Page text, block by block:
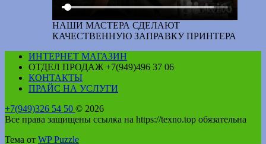
НАШИ МАСТЕРА СДЕЛАЮТ
КАЧЕСТВЕННУЮ ЗАПРАВКУ ПРИНТЕРА
ИНТЕРНЕТ МАГАЗИН
ОТДЕЛ ПРОДАЖ +7(949)496 37 06
КОНТАКТЫ
ПРАЙС НА УСЛУГИ
+7(949)326 54 50 © 2026
Все права защищены ссылка на https://texno.top обязательна
Тема от WP Puzzle